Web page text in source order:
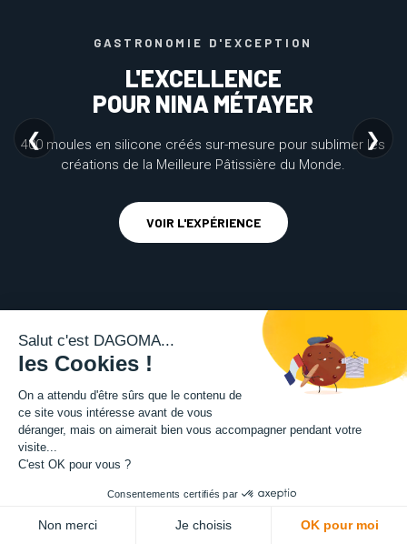
GASTRONOMIE D'EXCEPTION
L'EXCELLENCE
POUR NINA MÉTAYER
400 moules en silicone créés sur-mesure pour sublimer les
créations de la Meilleure Pâtissière du Monde.
VOIR L'EXPÉRIENCE
❮ ❯
Salut c'est DAGOMA...
les Cookies !
On a attendu d'être sûrs que le contenu de
ce site vous intéresse avant de vous
déranger, mais on aimerait bien vous accompagner pendant votre
visite...
C'est OK pour vous ?
Consentements certifiés par
Non merci Je choisis OK pour moi